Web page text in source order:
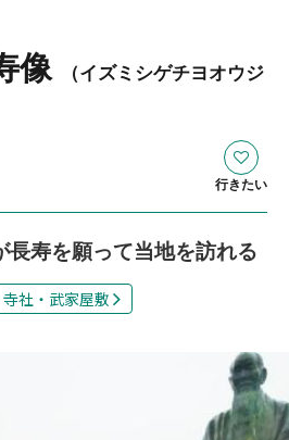
像 （イズミシゲチヨオウジ
行きたい
長寿を願って当地を訪れる
寺社・武家屋敷